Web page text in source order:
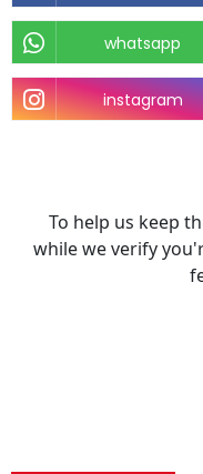
whatsapp
instagram